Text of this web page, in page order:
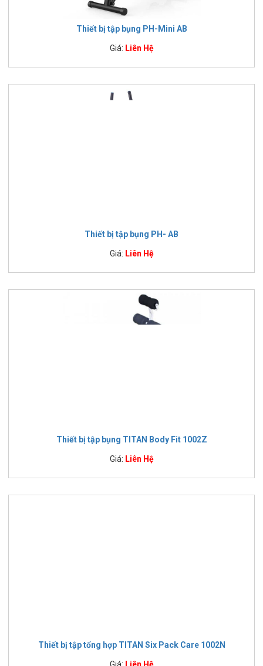
Thiết bị tập bụng PH-Mini AB
Giá: Liên Hệ
Thiết bị tập bụng PH- AB
Giá: Liên Hệ
Thiết bị tập bụng TITAN Body Fit 1002Z
Giá: Liên Hệ
Thiết bị tập tổng hợp TITAN Six Pack Care 1002N